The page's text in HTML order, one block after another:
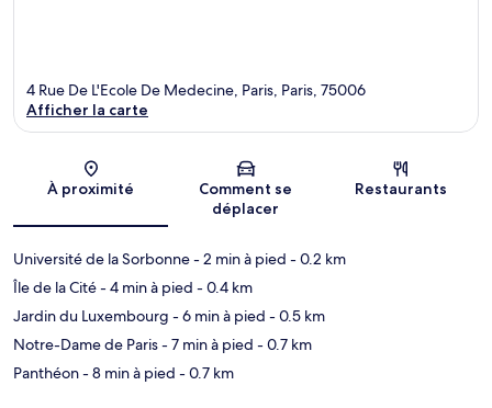
Carte
4 Rue De L'Ecole De Medecine, Paris, Paris, 75006
Afficher la carte
À proximité
Comment se
déplacer
Restaurants
Université de la Sorbonne- 2 min à pied - 0.2 km
Île de la Cité- 4 min à pied - 0.4 km
Jardin du Luxembourg - 6 min à pied - 0.5 km
Notre-Dame de Paris- 7 min à pied - 0.7 km
Panthéon- 8 min à pied - 0.7 km